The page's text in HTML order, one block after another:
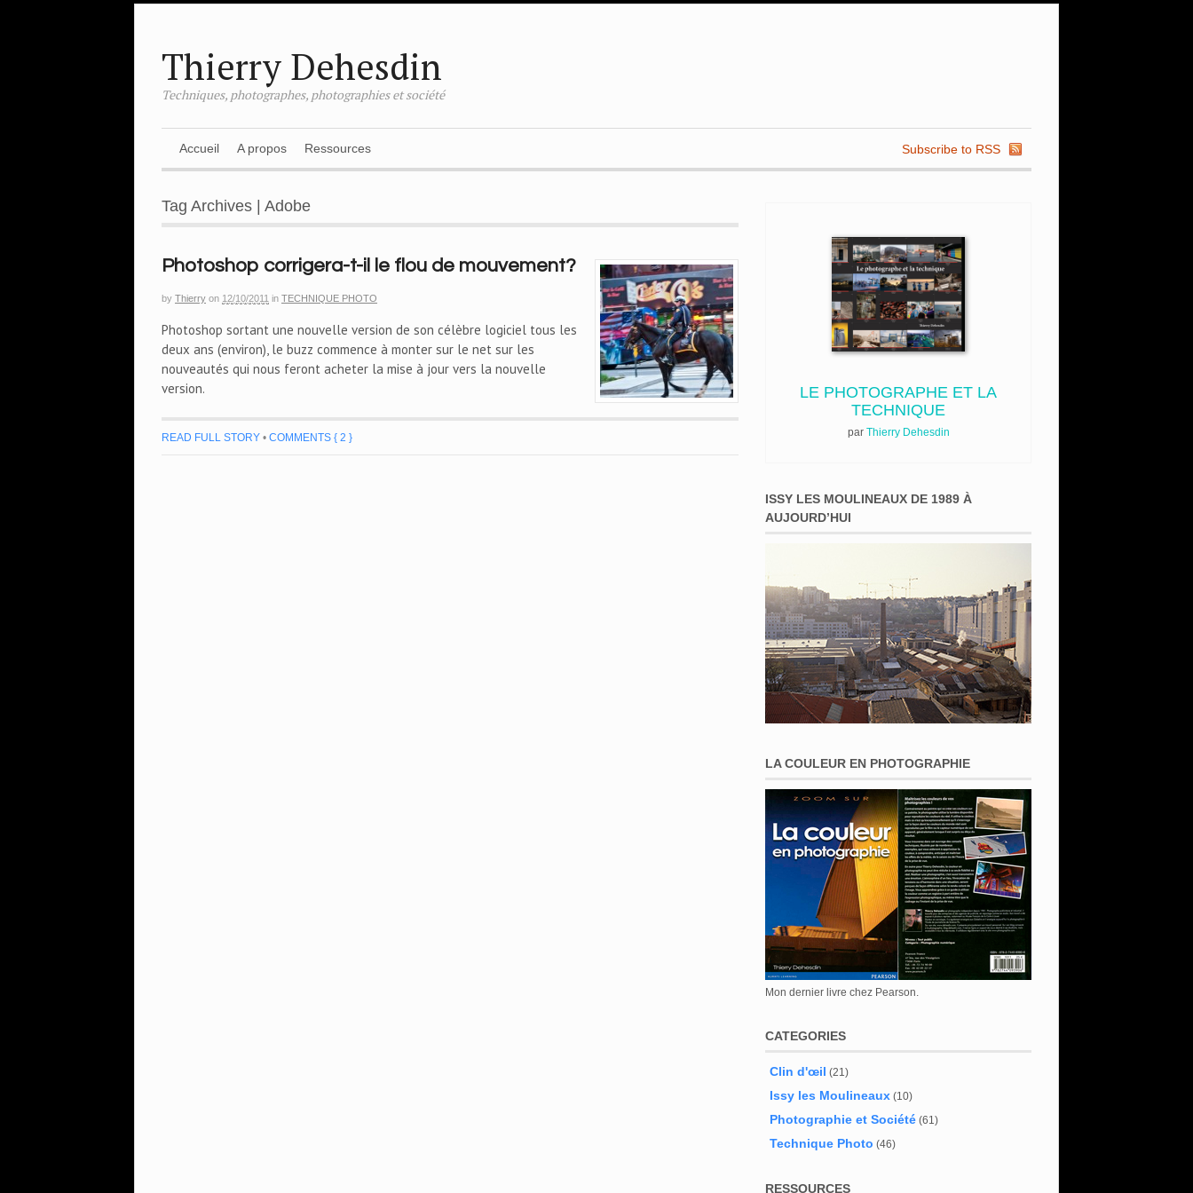
Thierry Dehesdin
Techniques, photographes, photographies et société
Subscribe to RSS
Accueil A propos Ressources
Tag Archives | Adobe
Photoshop corrigera-t-il le flou de mouvement?
by Thierry on 12/10/2011 in TECHNIQUE PHOTO
Photoshop sortant une nouvelle version de son célèbre logiciel tous les
deux ans (environ), le buzz commence à monter sur le net sur les
nouveautés qui nous feront acheter la mise à jour vers la nouvelle
version.
READ FULL STORY • COMMENTS { 2 }
LE PHOTOGRAPHE ET LA
TECHNIQUE
par Thierry Dehesdin
ISSY LES MOULINEAUX DE 1989 À
AUJOURD’HUI
LA COULEUR EN PHOTOGRAPHIE
Mon dernier livre chez Pearson.
CATEGORIES
Clin d'œil (21)
Issy les Moulineaux (10)
Photographie et Société (61)
Technique Photo (46)
RESSOURCES